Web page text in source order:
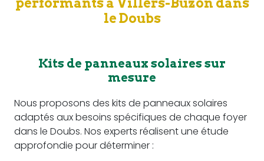
le Doubs
Kits de panneaux solaires sur
mesure
Nous proposons des kits de panneaux solaires
adaptés aux besoins spécifiques de chaque foyer
dans le Doubs. Nos experts réalisent une étude
approfondie pour déterminer :